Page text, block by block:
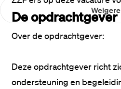
De opdrachtgever
Over de opdrachtgever:
Deze opdrachtgever richt
ondersteuning en